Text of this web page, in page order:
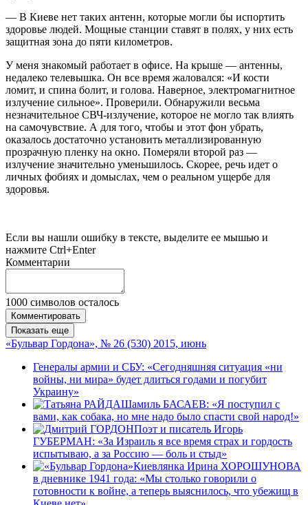
— В Киеве нет таких антенн, которые могли бы испортить
здоровье людей. Мощные станции ставят в полях, у них есть
защитная зона до пяти километров.
У меня знакомый работает в офисе. На крыше — антенны,
недалеко телевышка. Он все время жаловался: «И кости
ломит, и спина болит, и голова. Наверное, электромагнитное
излучение сильное». Проверили. Обнаружили весьма
незначительное СВЧ-излучение, которое не могло так влиять
на самочувствие. А для того, чтобы и этот фон убрать,
оказалось достаточно установить металлизированную
прозрачную пленку на окно. Померяли второй раз —
излучение значительно уменьшилось. Скорее, речь идет о
личных фобиях и домыслах, чем о реальном ущербе для
здоровья.
Если вы нашли ошибку в тексте, выделите ее мышью и
нажмите Ctrl+Enter
Комментарии
1000 символов осталось
Комментировать
Показать еще
«Бульвар Гордона», № 26 (530) 2015, июнь
Генералы армии и СБУ: «Сегодняшняя ситуация «ни
войны, ни мира» будет длиться годами и погубит
Украину»
Шамиль БАСАЕВ: «Я поступил с
вами, как собака, но мне надо было спасти свой народ!»
Поэт и писатель Игорь
ГУБЕРМАН: «За Израиль я все время страх и гордость
испытываю, а за Россию — боль и стыд»
Киевлянка Ирина ХОРОШУНОВА
в дневнике 1941 года: «Мы столько говорили о
готовности к войне, а теперь выяснилось, что убежищ в